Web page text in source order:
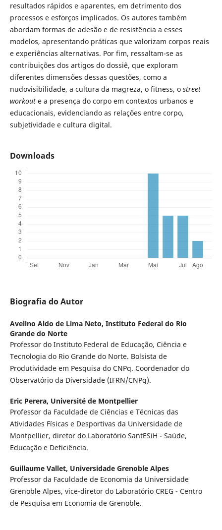
resultados rápidos e aparentes, em detrimento dos
processos e esforços implicados. Os autores também
abordam formas de adesão e de resistência a esses
modelos, apresentando práticas que valorizam corpos reais
e experiências alternativas. Por fim, ressaltam-se as
contribuições dos artigos do dossiê, que exploram
diferentes dimensões dessas questões, como a
nudovisibilidade, a cultura da magreza, o fitness, o street
workoute a presença do corpo em contextos urbanos e
educacionais, evidenciando as relações entre corpo,
subjetividade e cultura digital.
Downloads
Biografia do Autor
Avelino Aldo de Lima Neto, Instituto Federal do Rio
Grande do Norte
Professor do Instituto Federal de Educação, Ciência e
Tecnologia do Rio Grande do Norte. Bolsista de
Produtividade em Pesquisa do CNPq. Coordenador do
Observatório da Diversidade (IFRN/CNPq).
Eric Perera, Université de Montpellier
Professor da Faculdade de Ciências e Técnicas das
Atividades Físicas e Desportivas da Universidade de
Montpellier, diretor do Laboratório SantESiH - Saúde,
Educação e Deficiência.
Guillaume Vallet, Universidade Grenoble Alpes
Professor da Faculdade de Economia da Universidade
Grenoble Alpes, vice-diretor do Laboratório CREG - Centro
de Pesquisa em Economia de Grenoble.